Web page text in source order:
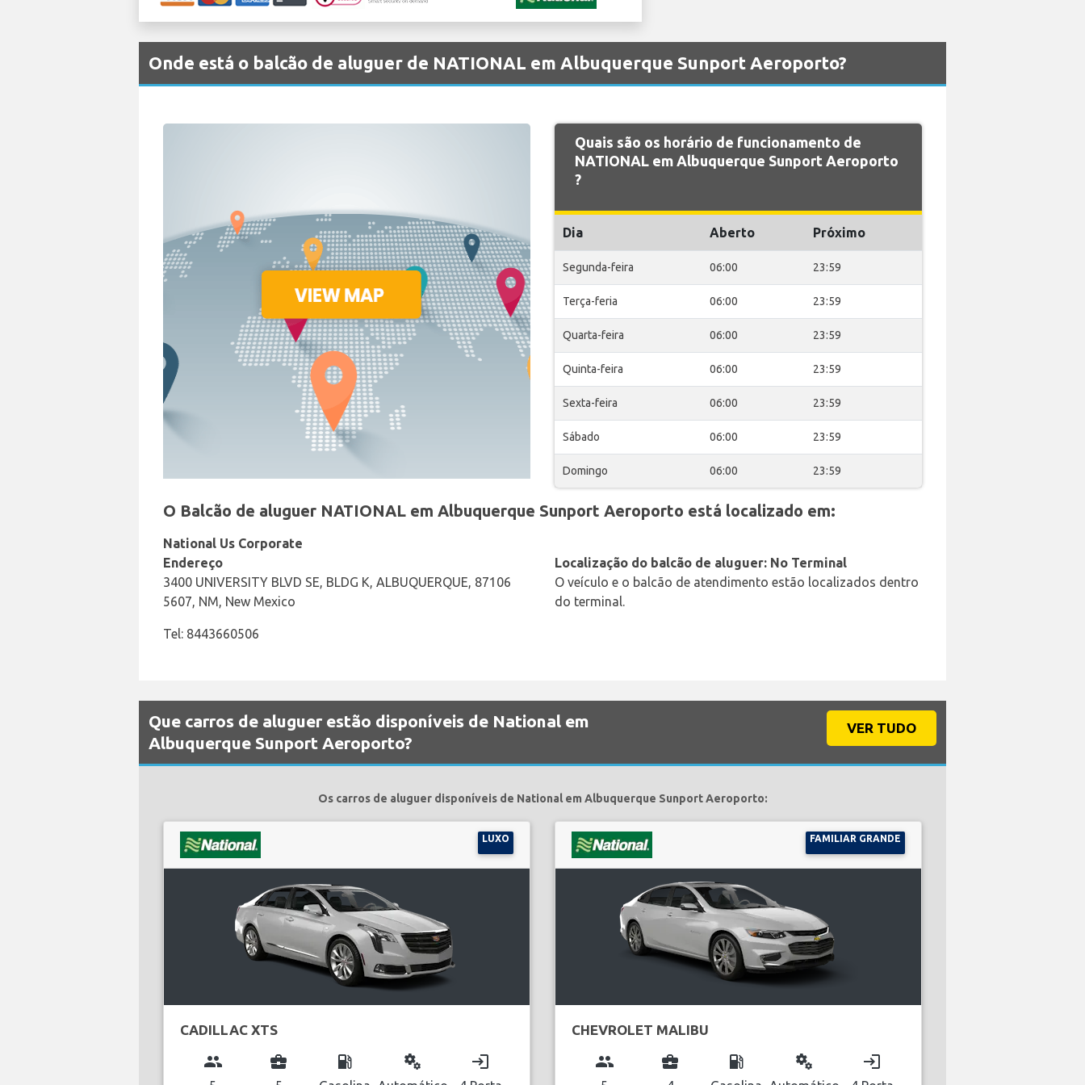
Onde está o balcão de aluguer de NATIONAL em Albuquerque Sunport Aeroporto?
Quais são os horário de funcionamento de
NATIONAL em Albuquerque Sunport Aeroporto
?
Dia Aberto Próximo
Segunda-feira 06:00 23:59
Terça-feria 06:00 23:59
Quarta-feira 06:00 23:59
Quinta-feira 06:00 23:59
Sexta-feira 06:00 23:59
Sábado 06:00 23:59
Domingo 06:00 23:59
O Balcão de aluguer NATIONAL em Albuquerque Sunport Aeroporto está localizado em:
National Us Corporate
Endereço
3400 UNIVERSITY BLVD SE, BLDG K, ALBUQUERQUE, 87106
5607, NM, New Mexico
Tel: 8443660506
Localização do balcão de aluguer: No Terminal
O veículo e o balcão de atendimento estão localizados dentro
do terminal.
Que carros de aluguer estão disponíveis de National em
Albuquerque Sunport Aeroporto?
VER TUDO
Os carros de aluguer disponíveis de National em Albuquerque Sunport Aeroporto:
LUXO
CADILLAC XTS
group business_center local_gas_station miscellaneous_services login
FAMILIAR GRANDE
CHEVROLET MALIBU
group business_center local_gas_station miscellaneous_services login